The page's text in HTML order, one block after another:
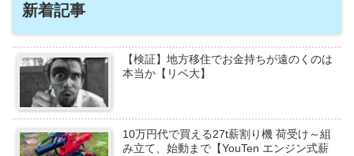
新着記事
【検証】地方移住でお金持ちが遠のくのは
本当か【リベ大】
10万円代で買える27t薪割り機 荷受け～組
み立て、始動まで【YouTen エンジン式薪